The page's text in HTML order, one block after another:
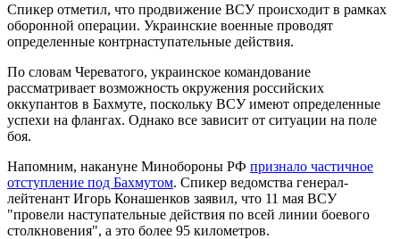
Спикер отметил, что продвижение ВСУ происходит в рамках
оборонной операции. Украинские военные проводят
определенные контрнаступательные действия.
По словам Череватого, украинское командование
рассматривает возможность окружения российских
оккупантов в Бахмуте, поскольку ВСУ имеют определенные
успехи на флангах. Однако все зависит от ситуации на поле
боя.
Напомним, накануне Минобороны РФ признало частичное
отступление под Бахмутом. Спикер ведомства генерал-
лейтенант Игорь Конашенков заявил, что 11 мая ВСУ
"провели наступательные действия по всей линии боевого
столкновения", а это более 95 километров.